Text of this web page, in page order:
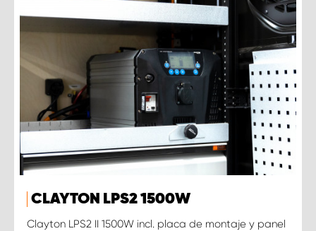
CLAYTON LPS2 1500W
Clayton LPS2 II 1500W incl. placa de montaje y panel